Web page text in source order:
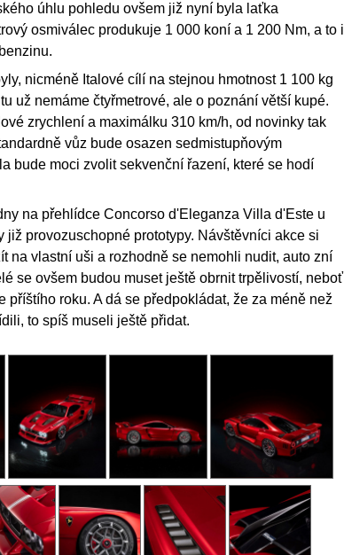
úhlu pohledu ovšem již nyní byla laťka
osmiválec produkuje 1 000 koní a 1 200 Nm, a to i
nicméně Italové cílí na stejnou hmotnost 1 100 kg
už nemáme čtyřmetrové, ale o poznání větší kupé.
zrychlení a maximálku 310 km/h, od novinky tak
vůz bude osazen sedmistupňovým
bude moci zvolit sekvenční řazení, které se hodí
na přehlídce Concorso d'Eleganza Villa d'Este u
provozuschopné prototypy. Návštěvníci akce si
na vlastní uši a rozhodně se nemohli nudit, auto zní
se ovšem budou muset ještě obrnit trpělivostí, neboť
příštího roku. A dá se předpokládat, že za méně než
to spíš museli ještě přidat.